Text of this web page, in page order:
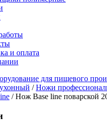
и оплата
для пищевого
/ Ножи
/ Нож Base line поварской